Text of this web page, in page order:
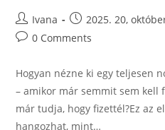
Ivana 2025. 20,
0 Comments
Hogyan nézne ki egy teljesen
– amikor már semmit sem kell
már tudja, hogy fizettél?Ez az
hangozhat, mint…